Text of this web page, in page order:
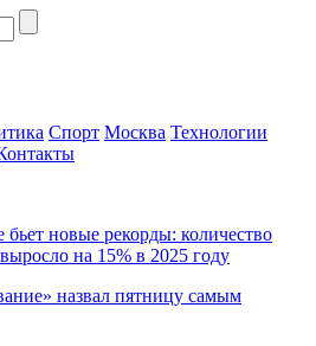
Спорт Москва Технологии
бьет новые рекорды: количество
на 15% в 2025 году
назвал пятницу самым